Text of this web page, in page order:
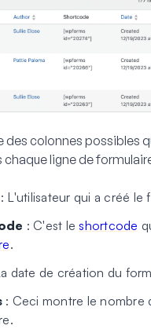
des colonnes possibles
chaque ligne de
: L'utilisateur qui a créé le
: C'est leshortcode
.
date de création du
: Ceci montre le nombre